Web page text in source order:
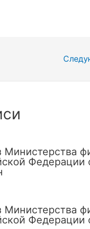
Министерства
Федерации
Министерства
Федерации